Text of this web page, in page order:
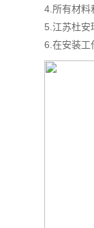
4.所有材料
5.江苏杜安
6.在安装工